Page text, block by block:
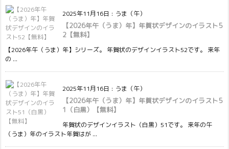
2025年11月16日 : うま（午）
【2026年午（うま）年】年賀状デザインのイラスト5
2【無料】
【2026年午（うま）年】シリーズ。 年賀状のデザインイラスト52です。 来年
の ...
2025年11月16日 : うま（午）
【2026年午（うま）年】年賀状デザインのイラスト5
1（白黒）【無料】
年賀状のデザインイラスト（白黒）51です。 来年の午
（うま）年のイラスト年賀はが ...